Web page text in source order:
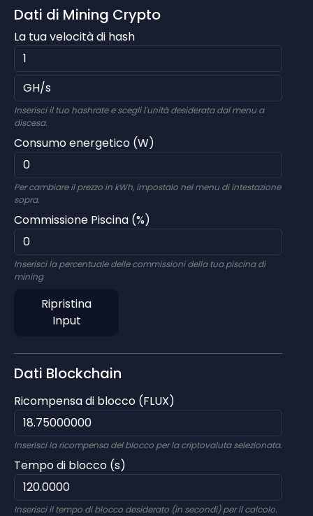
Dati di Mining Crypto
La tua velocità di hash
Inserisci il tuo hashrate e scegli l'unità desiderata dal menu a
discesa.
Consumo energetico (W)
Per cambiare il prezzo in kWh, impostalo nel menu di intestazione
sopra.
Commissione Piscina (%)
Inserisci la percentuale delle commissioni della tua piscina di
mining
Ripristina
Input
Dati Blockchain
Ricompensa di blocco (FLUX)
Inserisci la ricompensa del blocco per la criptovaluta selezionata.
Tempo di blocco (s)
Inserisci il tempo di blocco desiderato (in secondi) per il calcolo.